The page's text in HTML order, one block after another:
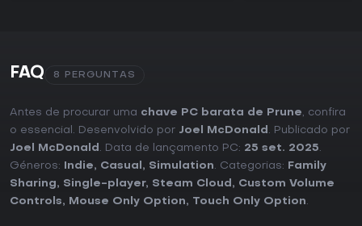
FAQ 8 PERGUNTAS
Antes de procurar uma chave PC barata de Prune, confira
o essencial. Desenvolvido por Joel McDonald . Publicado por
Joel McDonald . Data de lançamento PC: 25 set. 2025.
Géneros:
Indie, Casual , Simulation. Categorias:
Family
Sharing, Single-player, Steam Cloud , Custom Volume
Controls, Mouse Only Option, Touch Only Option.